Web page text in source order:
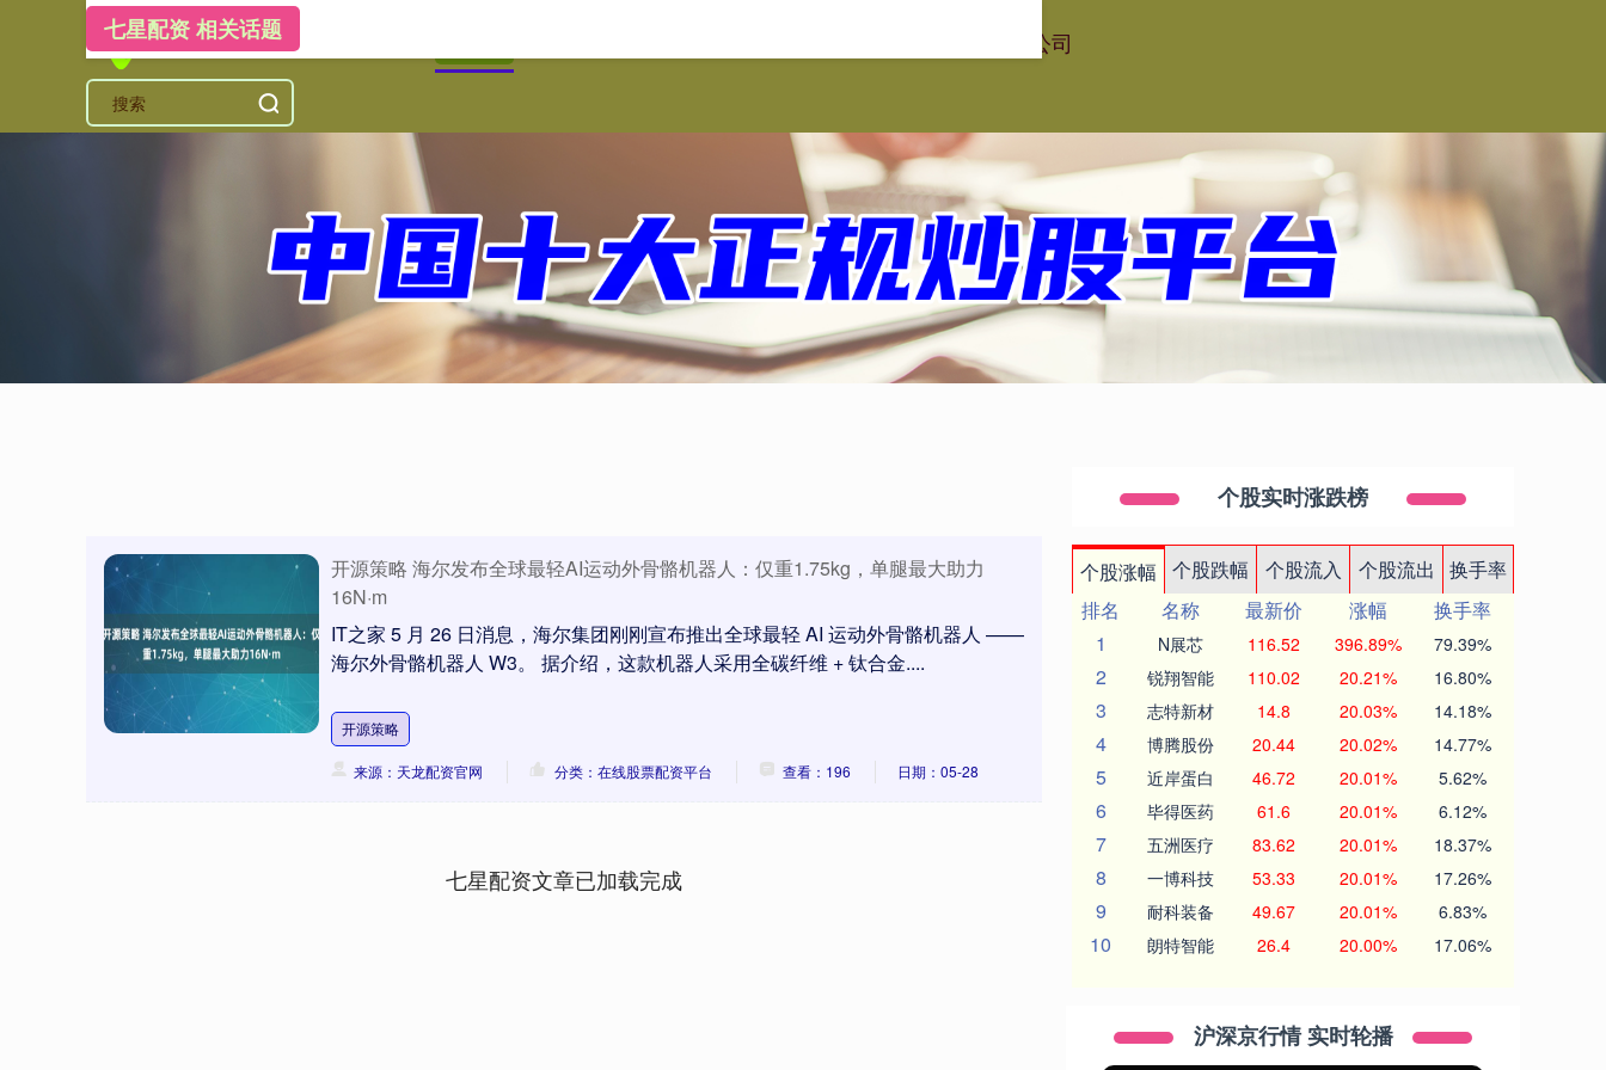
在线配资炒股公司
七星配资 相关话题
开源策略 海尔发布全球最轻AI运动外骨骼机器人：仅重1.75kg，单腿最大助力
16N·m
IT之家 5 月 26 日消息，海尔集团刚刚宣布推出全球最轻 AI 运动外骨骼机器人 ——
海尔外骨骼机器人 W3。 据介绍，这款机器人采用全碳纤维 + 钛合金....
开源策略
来源：天龙配资官网 分类：在线股票配资平台 查看：196 日期：05-28
七星配资文章已加载完成
个股实时涨跌榜
个股涨幅 个股跌幅 个股流入 个股流出
换手率
排名
名称 最新价 涨幅
换手率
1
N展芯 116.52 396.89% 79.39%
2 锐翔智能 110.02 20.21% 16.80%
3 志特新材 14.8 20.03% 14.18%
4 博腾股份 20.44 20.02% 14.77%
5 近岸蛋白 46.72 20.01% 5.62%
6 毕得医药 61.6 20.01% 6.12%
7 五洲医疗 83.62 20.01% 18.37%
8 一博科技 53.33 20.01% 17.26%
9 耐科装备 49.67 20.01% 6.83%
10 朗特智能 26.4 20.00% 17.06%
沪深京行情 实时轮播